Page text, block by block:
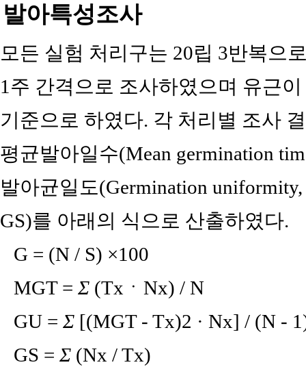
발아특성조사
모든 실험 처리구는 20립 3반복으
1주 간격으로 조사하였으며 유근
기준으로 하였다. 각 처리별 조사
평균발아일수(Mean germination
발아균일도(Germination
GS)를 아래의 식으로 산출하였다.
G = (N / S) ×100
MGT = Σ (TxㆍNx) / N
GU = Σ [(MGT - Tx)2 · Nx] / (N -
GS = Σ (Nx / Tx)